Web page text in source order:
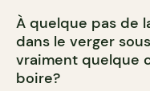
À quelque pas de
dans le verger
vraiment quelque
boire?